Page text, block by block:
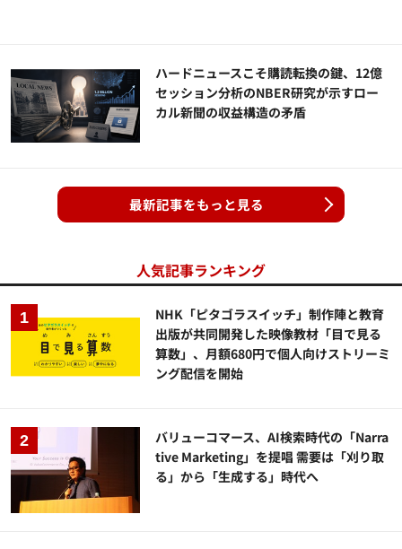
ハードニュースこそ購読転換の鍵、12億
セッション分析のNBER研究が示すロー
カル新聞の収益構造の矛盾
最新記事をもっと見る
人気記事ランキング
NHK「ピタゴラスイッチ」制作陣と教育
出版が共同開発した映像教材「目で見る
算数」、月額680円で個人向けストリーミ
ング配信を開始
バリューコマース、AI検索時代の「Narra
tive Marketing」を提唱 需要は「刈り取
る」から「生成する」時代へ